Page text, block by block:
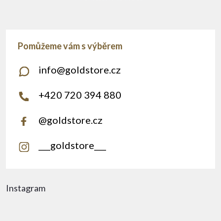
Instagram
info@goldstore.cz
+420 720 394 880
@goldstore.cz
___goldstore___